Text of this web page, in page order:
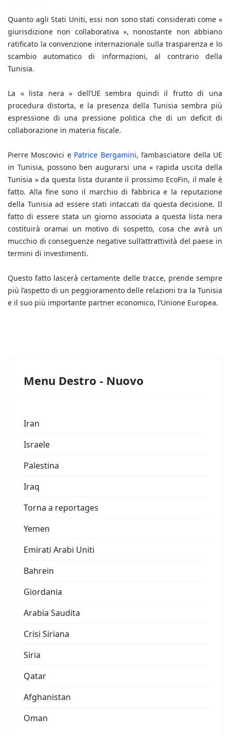
Quanto agli Stati Uniti, essi non sono stati considerati come «
giurisdizione non collaborativa », nonostante non abbiano
ratificato la convenzione internazionale sulla trasparenza e lo
scambio automatico di informazioni, al contrario della
Tunisia.
La « lista nera » dell’UE sembra quindi il frutto di una
procedura distorta, e la presenza della Tunisia sembra più
espressione di una pressione politica che di un deficit di
collaborazione in materia fiscale.
Pierre Moscovici e Patrice Bergamini, l’ambasciatore della UE
in Tunisia, possono ben augurarsi una « rapida uscita della
Tunisia » da questa lista durante il prossimo EcoFin, il male è
fatto. Alla fine sono il marchio di fabbrica e la reputazione
della Tunisia ad essere stati intaccati da questa decisione. Il
fatto di essere stata un giorno associata a questa lista nera
costituirà oramai un motivo di sospetto, cosa che avrà un
mucchio di conseguenze negative sull’attrattività del paese in
termini di investimenti.
Questo fatto lascerà certamente delle tracce, prende sempre
più l’aspetto di un peggioramento delle relazioni tra la Tunisia
e il suo più importante partner economico, l’Unione Europea.
Menu Destro - Nuovo
Iran
Israele
Palestina
Iraq
Torna a reportages
Yemen
Emirati Arabi Uniti
Bahrein
Giordania
Arabia Saudita
Crisi Siriana
Siria
Qatar
Afghanistan
Oman